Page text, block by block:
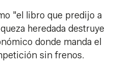
"el libro que predijo a
heredada destruye
donde manda el
sin frenos.